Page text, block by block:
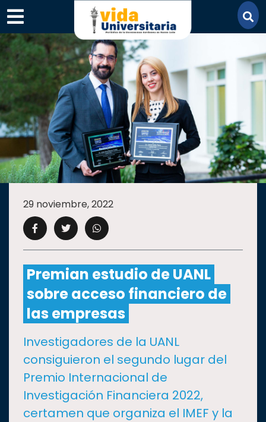
×
SECCIONES
ACADEMIA
CAMPUS UANL
CULTURA
DEPORTES
I+D+IEXPERTOS
SALUD
29 noviembre, 2022
Premian estudio de UANL
sobre acceso financiero de
las empresas
Investigadores de la UANL
consiguieron el segundo lugar del
Premio Internacional de
Investigación Financiera 2022,
certamen que organiza el IMEF y la